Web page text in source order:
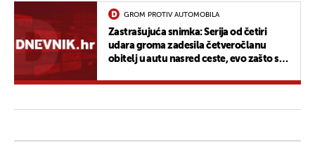
GROM PROTIV AUTOMOBILA
Zastrašujuća snimka: Serija od četiri
udara groma zadesila četveročlanu
obitelj u autu nasred ceste, evo zašto su